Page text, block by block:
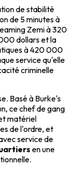
de stabilité
de 5 minutes à
Zemi à 320
dollars et la
à 420 000
service qu'elle
criminelle
Basé à Burke's
ce chef de gang
matériel
de l'ordre, et
service de
en une